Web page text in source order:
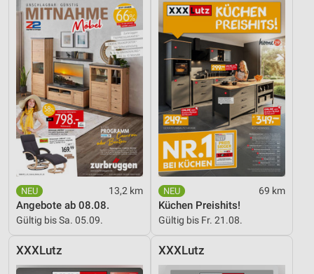
13,2 km
Angebote ab 08.08.
Gültig bis Sa. 05.09.
69 km
Küchen Preishits!
Gültig bis Fr. 21.08.
XXXLutz XXXLutz